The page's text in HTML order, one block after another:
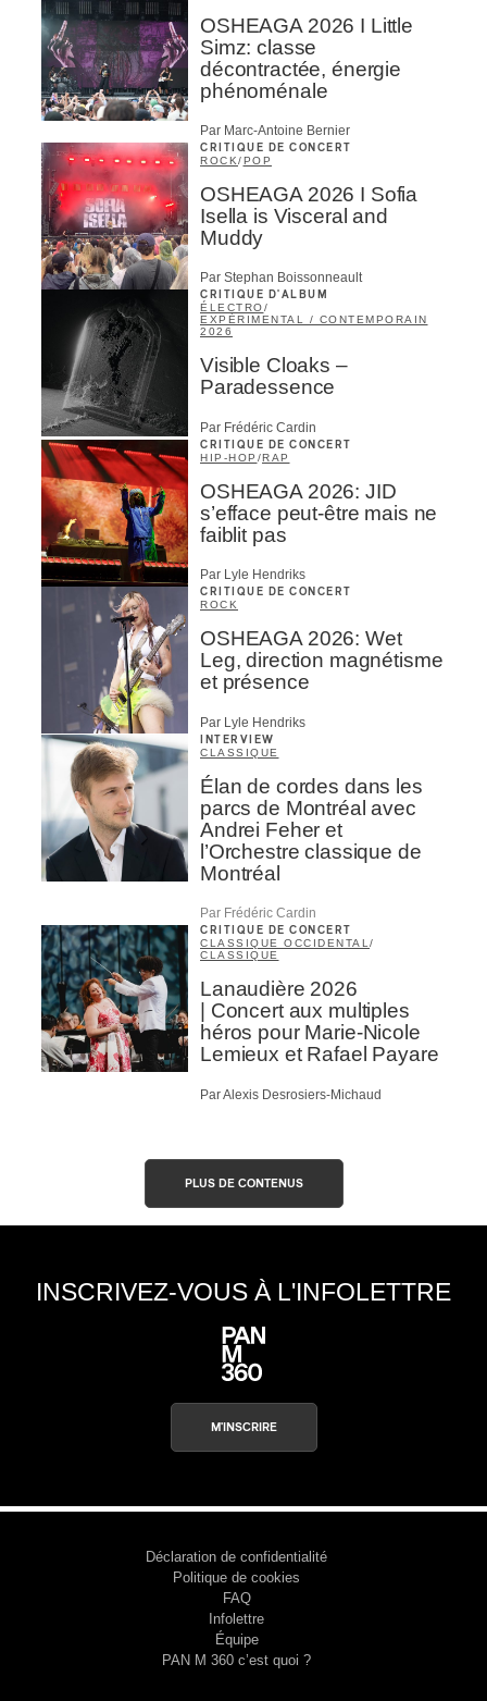
OSHEAGA 2026 I Little
Simz: classe
décontractée, énergie
phénoménale
Par Marc-Antoine Bernier
CRITIQUE DE CONCERT
ROCK/POP
OSHEAGA 2026 I Sofia
Isella is Visceral and
Muddy
Par Stephan Boissonneault
CRITIQUE D'ALBUM
ÉLECTRO/
EXPÉRIMENTAL / CONTEMPORAIN
2026
Visible Cloaks –
Paradessence
Par Frédéric Cardin
CRITIQUE DE CONCERT
HIP-HOP /RAP
OSHEAGA 2026: JID
s’efface peut-être mais ne
faiblit pas
Par Lyle Hendriks
CRITIQUE DE CONCERT
ROCK
OSHEAGA 2026: Wet
Leg, direction magnétisme
et présence
Par Lyle Hendriks
INTERVIEW
CLASSIQUE
Élan de cordes dans les
parcs de Montréal avec
Andrei Feher et
l’Orchestre classique de
Montréal
Par Frédéric Cardin
CRITIQUE DE CONCERT
CLASSIQUE OCCIDENTAL /
CLASSIQUE
Lanaudière 2026
| Concert aux multiples
héros pour Marie-Nicole
Lemieux et Rafael Payare
Par Alexis Desrosiers-Michaud
PLUS DE CONTENUS
INSCRIVEZ-VOUS À L'INFOLETTRE
M'INSCRIRE
Déclaration de confidentialité
Politique de cookies
FAQ
Infolettre
Équipe
PAN M 360 c’est quoi ?